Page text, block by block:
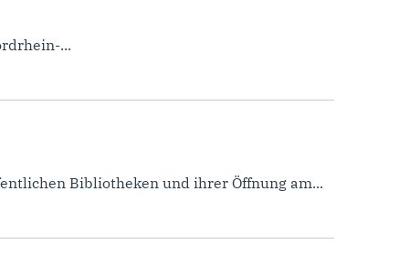
...
Bibliotheken und ihrer Öffnung am...